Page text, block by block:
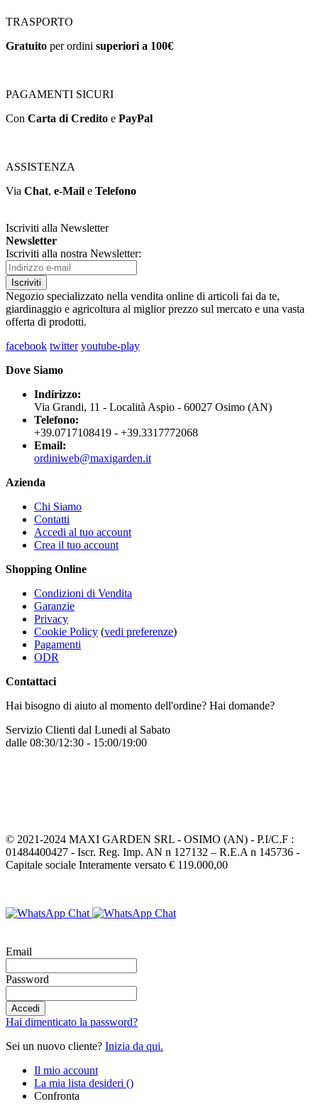
TRASPORTO
Gratuito per ordini superiori a 100€
PAGAMENTI SICURI
Con Carta di Credito e PayPal
ASSISTENZA
Via Chat, e-Mail e Telefono
Iscriviti alla Newsletter
Newsletter
Iscriviti alla nostra Newsletter:
Iscriviti
Negozio specializzato nella vendita online di articoli fai da te,
giardinaggio e agricoltura al miglior prezzo sul mercato e una vasta
offerta di prodotti.
facebook twitter youtube-play
Dove Siamo
Indirizzo:
Via Grandi, 11 - Località Aspio - 60027 Osimo (AN)
Telefono:
+39.0717108419 - +39.3317772068
Email:
ordiniweb@maxigarden.it
Azienda
Chi Siamo
Contatti
Accedi al tuo account
Crea il tuo account
Shopping Online
Condizioni di Vendita
Garanzie
Privacy
Cookie Policy (vedi preferenze)
Pagamenti
ODR
Contattaci
Hai bisogno di aiuto al momento dell'ordine? Hai domande?
Servizio Clienti dal Lunedi al Sabato
dalle 08:30/12:30 - 15:00/19:00
© 2021-2024 MAXI GARDEN SRL - OSIMO (AN) - P.I/C.F :
01484400427 - Iscr. Reg. Imp. AN n 127132 – R.E.A n 145736 -
Capitale sociale Interamente versato € 119.000,00
Email
Password
Accedi
Hai dimenticato la password?
Sei un nuovo cliente? Inizia da qui.
Il mio account
La mia lista desideri ()
Confronta